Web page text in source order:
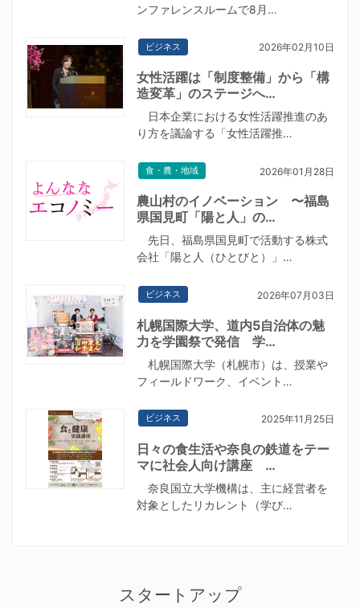
ンファレンスルームで8月…
ビジネス 2026年02月10日
女性活躍は「制度整備」から「構
造変革」のステージへ…
日本企業における女性活躍推進のあ
り方を議論する「女性活躍推…
食・農・地域 2026年01月28日
農山村のイノベーション 〜福島
県国見町「陽と人」の…
先日、福島県国見町で活動する株式
会社「陽と人（ひとびと）」…
ビジネス 2026年07月03日
札幌国際大学、道内5自治体の魅
力を学園祭で発信 学…
札幌国際大学（札幌市）は、授業や
フィールドワーク、イベント…
ビジネス 2025年11月25日
日々の食生活や奈良の鉄道をテー
マに社会人向け講座 …
奈良国立大学機構は、主に経営者を
対象としたリカレント（学び…
スタートアップ